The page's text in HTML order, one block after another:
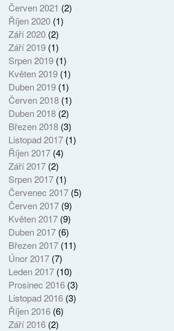
Červen 2021 (2)
Říjen 2020(1)
Září 2020(2)
Září 2019(1)
Srpen 2019(1)
Květen 2019(1)
Duben 2019(1)
Červen 2018(1)
Duben 2018(2)
Březen 2018(3)
Listopad 2017(1)
Říjen 2017(4)
Září 2017(2)
Srpen 2017(1)
Červenec 2017(5)
Červen 2017(9)
Květen 2017(9)
Duben 2017(6)
Březen 2017(11)
Únor 2017(7)
Leden 2017(10)
Prosinec 2016(3)
Listopad 2016(3)
Říjen 2016(6)
Září 2016(2)